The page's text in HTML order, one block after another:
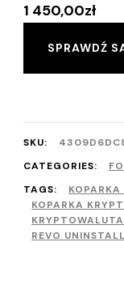
1 450,00zł
SPRAWDŹ
SKU:
CATEGORIES:
TAGS:
KOPARKA
KOPARKA
REVO